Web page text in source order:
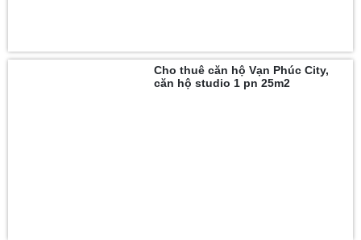
Cho thuê căn hộ Vạn Phúc City,
căn hộ studio 1 pn 25m2